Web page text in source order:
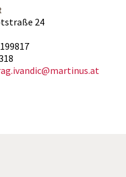
24